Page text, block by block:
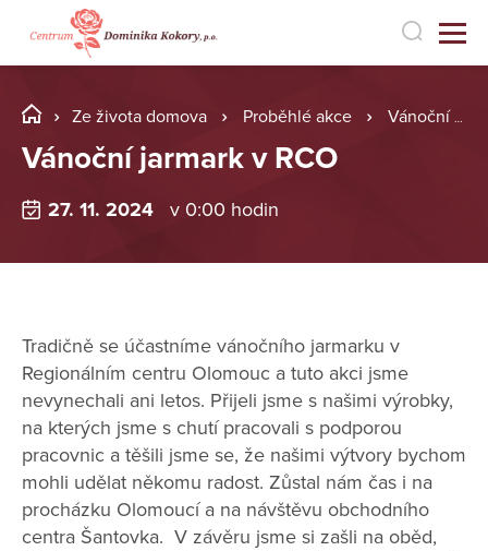
Ze života domova Proběhlé akce Vánoční jarmark v RCO
Vánoční jarmark v RCO
27. 11. 2024 v 0:00 hodin
Tradičně se účastníme vánočního jarmarku v
Regionálním centru Olomouc a tuto akci jsme
nevynechali ani letos. Přijeli jsme s našimi výrobky,
na kterých jsme s chutí pracovali s podporou
pracovnic a těšili jsme se, že našimi výtvory bychom
mohli udělat někomu radost. Zůstal nám čas i na
procházku Olomoucí a na návštěvu obchodního
centra Šantovka. V závěru jsme si zašli na oběd,